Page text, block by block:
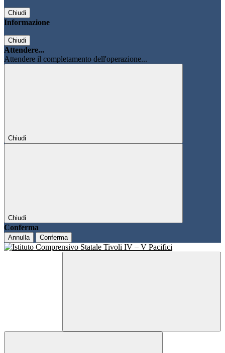
Chiudi
Informazione
Chiudi
Attendere...
Attendere il completamento dell'operazione...
Chiudi
Chiudi
Conferma
Annulla Conferma